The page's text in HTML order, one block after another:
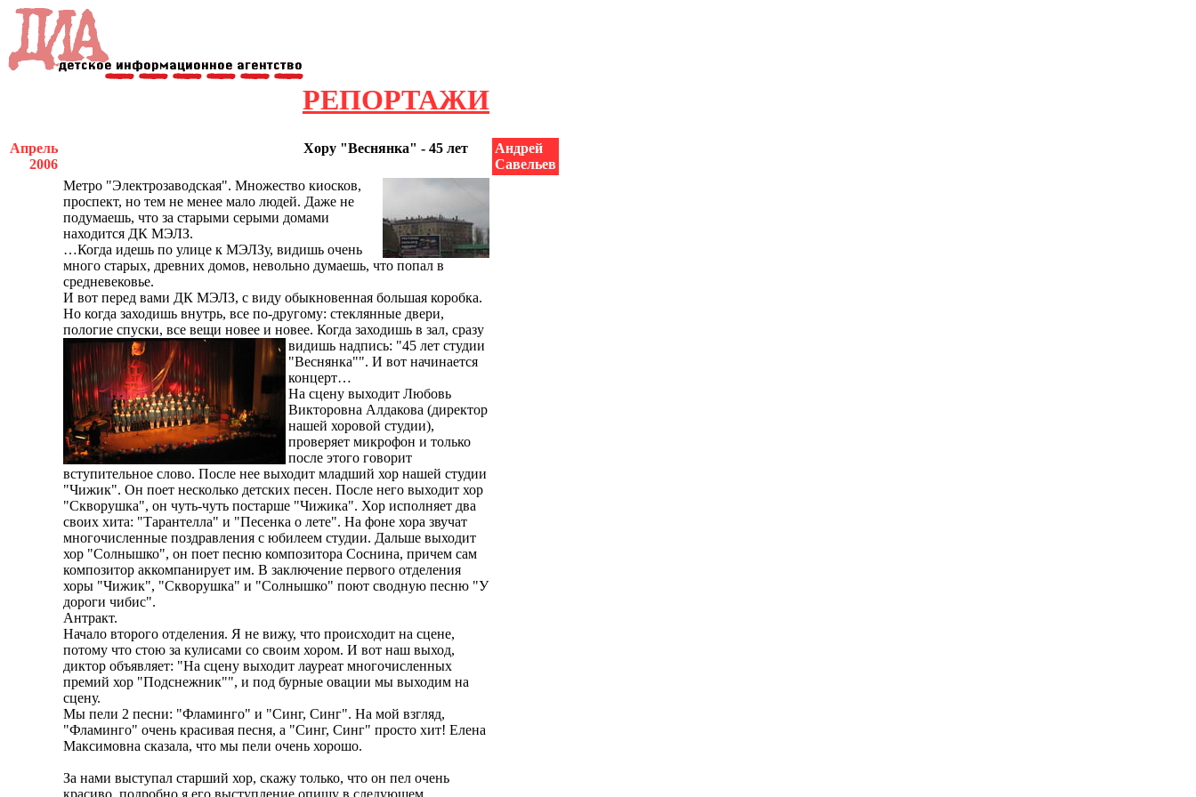
РЕПОРТАЖИ
Апрель
2006
Хору "Веснянка" - 45 лет
Андрей
Савельев
Метро "Электрозаводская". Множество киосков,
проспект, но тем не менее мало людей. Даже не
подумаешь, что за старыми серыми домами
находится ДК МЭЛЗ.
…Когда идешь по улице к МЭЛЗу, видишь очень
много старых, древних домов, невольно думаешь, что попал в
средневековье.
И вот перед вами ДК МЭЛЗ, с виду обыкновенная большая коробка.
Но когда заходишь внутрь, все по-другому: стеклянные двери,
пологие спуски, все вещи новее и новее. Когда заходишь в зал, сразу
видишь надпись: "45 лет студии
"Веснянка"". И вот начинается
концерт…
На сцену выходит Любовь
Викторовна Алдакова (директор
нашей хоровой студии),
проверяет микрофон и только
после этого говорит
вступительное слово. После нее выходит младший хор нашей студии
"Чижик". Он поет несколько детских песен. После него выходит хор
"Скворушка", он чуть-чуть постарше "Чижика". Хор исполняет два
своих хита: "Тарантелла" и "Песенка о лете". На фоне хора звучат
многочисленные поздравления с юбилеем студии. Дальше выходит
хор "Солнышко", он поет песню композитора Соснина, причем сам
композитор аккомпанирует им. В заключение первого отделения
хоры "Чижик", "Скворушка" и "Солнышко" поют сводную песню "У
дороги чибис".
Антракт.
Начало второго отделения. Я не вижу, что происходит на сцене,
потому что стою за кулисами со своим хором. И вот наш выход,
диктор объявляет: "На сцену выходит лауреат многочисленных
премий хор "Подснежник"", и под бурные овации мы выходим на
сцену.
Мы пели 2 песни: "Фламинго" и "Синг, Синг". На мой взгляд,
"Фламинго" очень красивая песня, а "Синг, Синг" просто хит! Елена
Максимовна сказала, что мы пели очень хорошо.
За нами выступал старший хор, скажу только, что он пел очень
красиво, подробно я его выступление опишу в следующем